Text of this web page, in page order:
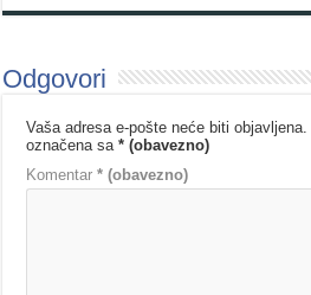
Odgovori
Vaša adresa e-pošte neće biti objavljena.
označena sa* (obavezno)
Komentar* (obavezno)